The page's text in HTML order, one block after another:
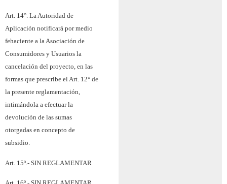
Art. 14°.­ La Autoridad de
Aplicación notificará por medio
fehaciente a la Asociación de
Consumidores y Usuarios la
cancelación del proyecto, en las
formas que prescribe el Art. 12° de
la presente reglamentación,
intimándola a efectuar la
devolución de las sumas
otorgadas en concepto de
subsidio.
Art. 15º.- SIN REGLAMENTAR